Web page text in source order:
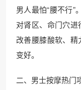
男人最怕“腰不行”
对肾区、命门穴
改善腰膝酸软、
变好。
二、男士按摩热门